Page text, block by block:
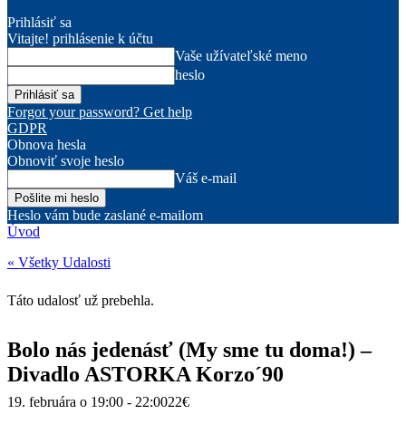
Prihlásiť sa
Vitajte! prihlásenie k účtu
Vaše užívateľské meno
heslo
Forgot your password? Get help
GDPR
Obnova hesla
Obnoviť svoje heslo
Váš e-mail
Heslo vám bude zaslané e-mailom
Úvod
« Všetky Udalosti
Táto udalosť už prebehla.
Bolo nás jedenásť (My sme tu doma!) –
Divadlo ASTORKA Korzo´90
19. februára o 19:00 - 22:0022€